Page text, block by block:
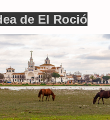
de El Roció